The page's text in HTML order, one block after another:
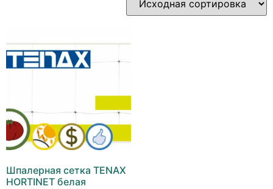
Шпалерная сетка TENAX
HORTINET белая